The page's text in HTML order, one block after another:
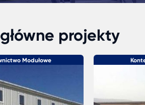
projekty
Modułowe